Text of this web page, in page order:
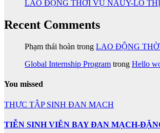
LAO ĐỘNG THỜI VỤ NAUY-LÔ
Recent Comments
Phạm thái hoàn trong LAO ĐỘNG
Global Internship Program trong Hello
You missed
THỰC TẬP SINH ĐAN MẠCH
TIỄN SINH VIÊN BAY ĐAN MẠCH-